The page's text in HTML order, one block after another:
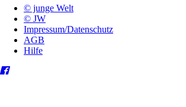
© junge Welt
© JW
Impressum/Datenschutz
AGB
Hilfe